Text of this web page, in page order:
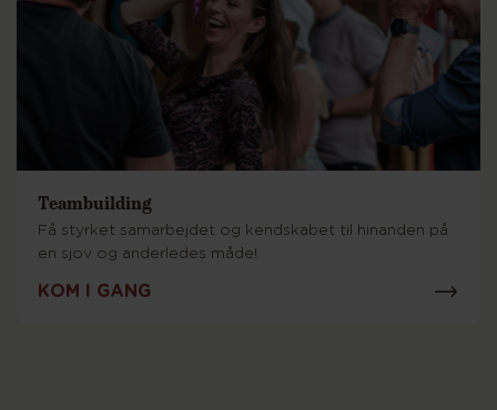
Teambuilding
Få styrket samarbejdet og kendskabet til hinanden på
en sjov og anderledes måde!
KOM I GANG